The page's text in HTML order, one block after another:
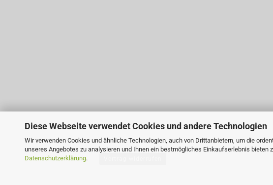
Diese Webseite verwendet Cookies und andere Technologien
Wir verwenden Cookies und ähnliche Technologien, auch von Drittanbietern, um die
unseres Angebotes zu analysieren und Ihnen ein bestmögliches Einkaufserlebnis bieten
Datenschutzerklärung.